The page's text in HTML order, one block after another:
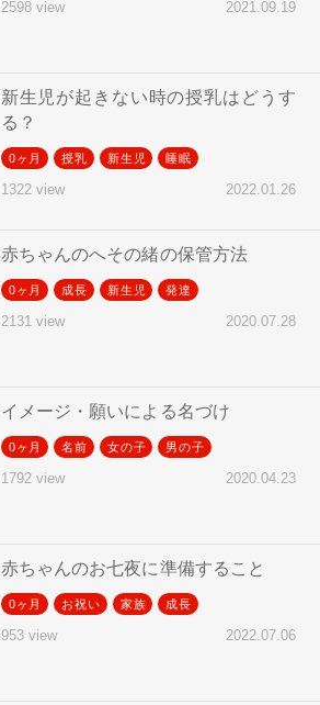
2598 view 2021.09.19
新生児が起きない時の授乳はどうす
る？
0ヶ月 授乳 新生児 睡眠
1322 view 2022.01.26
赤ちゃんのへその緒の保管方法
0ヶ月 成長 新生児 発達
2131 view 2020.07.28
イメージ・願いによる名づけ
0ヶ月 名前 女の子 男の子
1792 view 2020.04.23
赤ちゃんのお七夜に準備すること
0ヶ月 お祝い 家族 成長
953 view 2022.07.06